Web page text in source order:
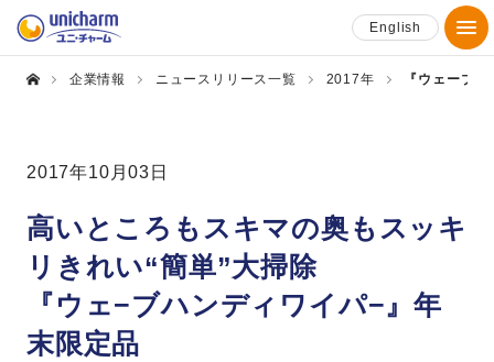
English
企業情報 ニュースリリース一覧 2017年 『ウェーブ
2017年10月03日
高いところもスキマの奥もスッキ
リきれい“簡単”大掃除
『ウェ−ブハンディワイパ−』年
末限定品